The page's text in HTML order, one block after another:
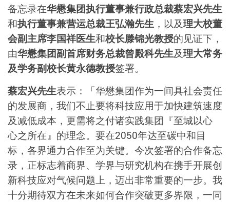
备忘录在华懋集团执行董事兼行政总裁蔡宏兴先生
和执行董事兼营运总裁王弘瀚先生 ，以及理大校董
会副主席李国祥医生和校长滕锦光教授的见证下，
由华懋集团副首席财务总裁曾殿科先生及理大常务
及学务副校长黄永德教授签署。
蔡宏兴先生表示：「华懋集团作为一间具社会责任
的发展商，我们不止要将科技应用于加快建筑速度
及减低成本，更需将之付诸实践集团『至城以心
心之所在』的理念。要在2050年达至碳中和目
标，各界通力合作至为关键。今次签署的合作备忘
录，正标志着商界、学界与研究机构在携手开展创
新科技应对气候问题上，迈出非常重要的一步。我
十分期待双方在未来如何合作突破更多界限，一同